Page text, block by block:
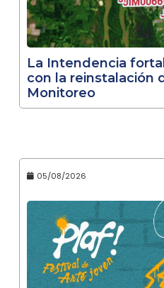
La Intendencia
con la reinstalación
Monitoreo
05/08/2026